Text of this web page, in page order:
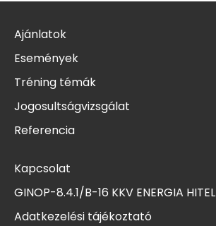
Ajánlatok
Események
Tréning témák
Jogosultságvizsgálat
Referencia
Kapcsolat
GINOP-8.4.1/B-16 KKV ENERGIA HITEL
Adatkezelési tájékoztató